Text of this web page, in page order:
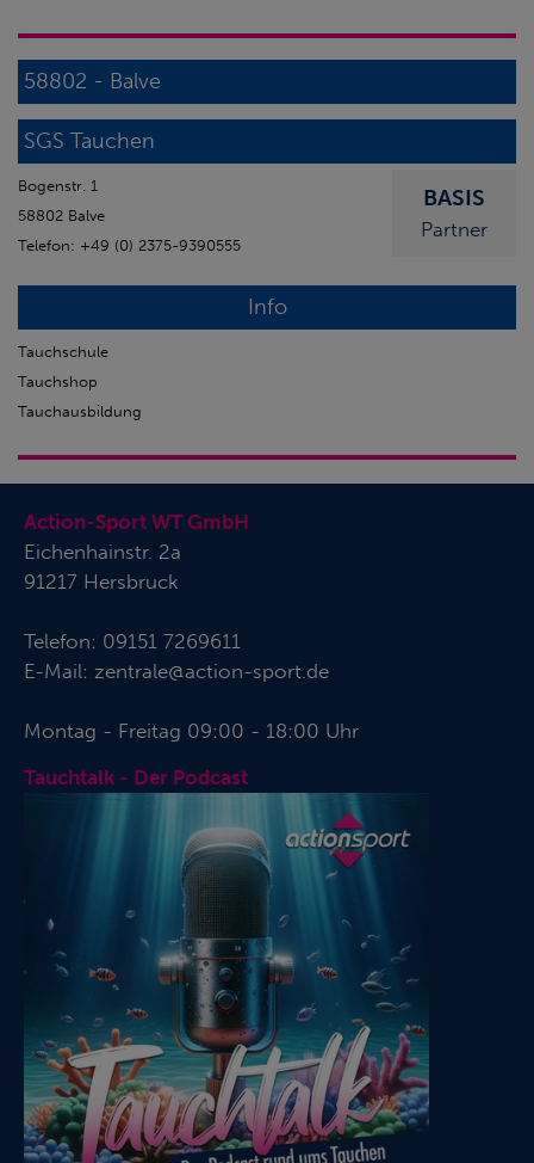
58802 - Balve
SGS Tauchen
BASIS
Partner
Bogenstr. 1
58802 Balve
Telefon: +49 (0) 2375-9390555
Info
Tauchschule
Tauchshop
Tauchausbildung
Action-Sport WT GmbH
Eichenhainstr. 2a
91217 Hersbruck
Telefon: 09151 7269611
E-Mail: zentrale@action-sport.de
Montag - Freitag 09:00 - 18:00 Uhr
Tauchtalk - Der Podcast